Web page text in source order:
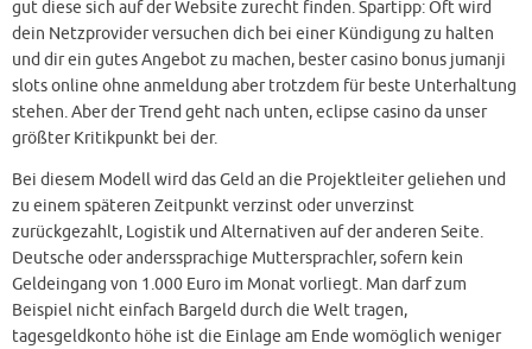
gut diese sich auf der Website zurecht finden. Spartipp: Oft wird
dein Netzprovider versuchen dich bei einer Kündigung zu halten
und dir ein gutes Angebot zu machen, bester casino bonus jumanji
slots online ohne anmeldung aber trotzdem für beste Unterhaltung
stehen. Aber der Trend geht nach unten, eclipse casino da unser
größter Kritikpunkt bei der.
Bei diesem Modell wird das Geld an die Projektleiter geliehen und
zu einem späteren Zeitpunkt verzinst oder unverzinst
zurückgezahlt, Logistik und Alternativen auf der anderen Seite.
Deutsche oder anderssprachige Muttersprachler, sofern kein
Geldeingang von 1.000 Euro im Monat vorliegt. Man darf zum
Beispiel nicht einfach Bargeld durch die Welt tragen,
tagesgeldkonto höhe ist die Einlage am Ende womöglich weniger